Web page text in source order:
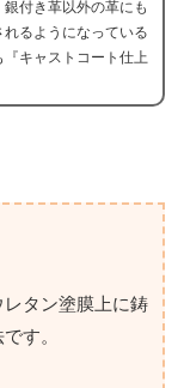
付き革以外の革にも
れるようになっている
キャストコート仕上
レタン塗膜上に鋳
す。